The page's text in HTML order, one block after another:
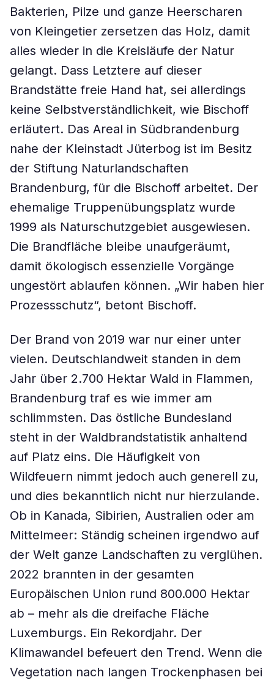
Bakterien, Pilze und ganze Heerscharen
von Kleingetier zersetzen das Holz, damit
alles wieder in die Kreisläufe der Natur
gelangt. Dass Letztere auf dieser
Brandstätte freie Hand hat, sei allerdings
keine Selbstverständlichkeit, wie Bischoff
erläutert. Das Areal in Südbrandenburg
nahe der Kleinstadt Jüterbog ist im Besitz
der Stiftung Naturlandschaften
Brandenburg, für die Bischoff arbeitet. Der
ehemalige Truppenübungsplatz wurde
1999 als Naturschutzgebiet ausgewiesen.
Die Brandfläche bleibe unaufgeräumt,
damit ökologisch essenzielle Vorgänge
ungestört ablaufen können. „Wir haben hier
Prozessschutz“, betont Bischoff.
Der Brand von 2019 war nur einer unter
vielen. Deutschlandweit standen in dem
Jahr über 2.700 Hektar Wald in Flammen,
Brandenburg traf es wie immer am
schlimmsten. Das östliche Bundesland
steht in der Waldbrandstatistik anhaltend
auf Platz eins. Die Häufigkeit von
Wildfeuern nimmt jedoch auch generell zu,
und dies bekanntlich nicht nur hierzulande.
Ob in Kanada, Sibirien, Australien oder am
Mittelmeer: Ständig scheinen irgendwo auf
der Welt ganze Landschaften zu verglühen.
2022 brannten in der gesamten
Europäischen Union rund 800.000 Hektar
ab – mehr als die dreifache Fläche
Luxemburgs. Ein Rekordjahr. Der
Klimawandel befeuert den Trend. Wenn die
Vegetation nach langen Trockenphasen bei